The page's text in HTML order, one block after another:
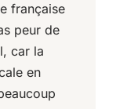
française
peur de
car la
en